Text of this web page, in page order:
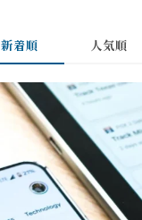
新着順 人気順